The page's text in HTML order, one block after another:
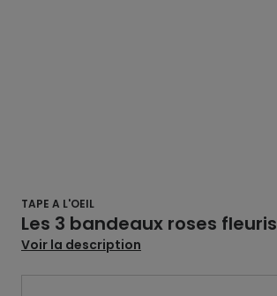
TAPE A L'OEIL
Les 3 bandeaux roses fleuris
Voir la description